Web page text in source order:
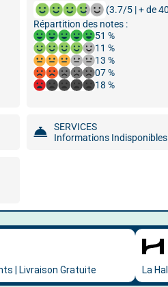
(3.7/5 | + de
Répartition des notes :
51 %
11 %
13 %
07 %
18 %
SERVICES
Informations Indisponibles